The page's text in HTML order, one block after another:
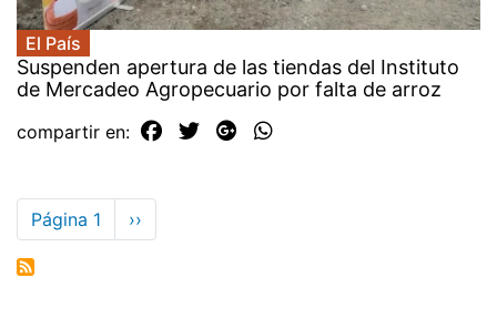
El País
Suspenden apertura de las tiendas del Instituto
de Mercadeo Agropecuario por falta de arroz
compartir en:
Paginación
Página 1
Siguiente
página
››